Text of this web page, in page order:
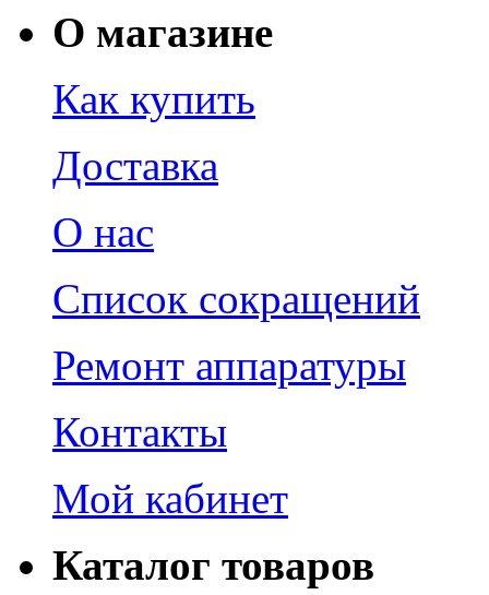
О магазине
Как купить
Доставка
О нас
Список сокращений
Ремонт аппаратуры
Контакты
Мой кабинет
Каталог товаров